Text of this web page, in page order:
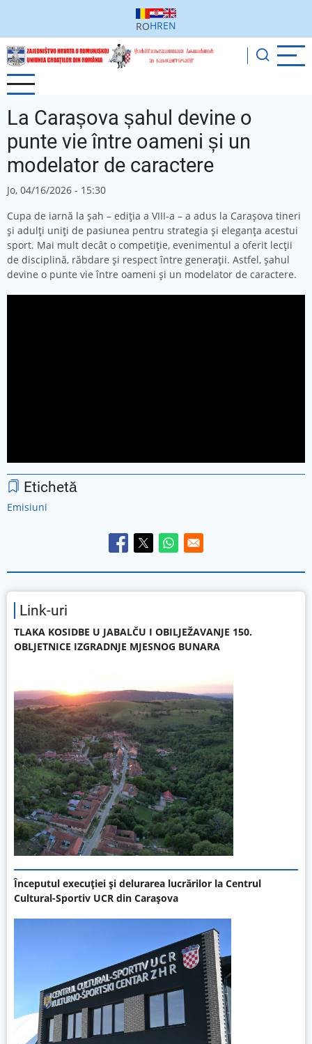
conținutul
principal
ROHREN
La Carașova șahul devine o
punte vie între oameni și un
modelator de caractere
Jo, 04/16/2026 - 15:30
Cupa de iarnă la șah – ediția a VIII-a – a adus la Carașova tineri
și adulți uniți de pasiunea pentru strategia și eleganța acestui
sport. Mai mult decât o competiție, evenimentul a oferit lecții
de disciplină, răbdare și respect între generații. Astfel, șahul
devine o punte vie între oameni și un modelator de caractere.
Etichetă
Emisiuni
Link-uri
TLAKA KOSIDBE U JABALČU I OBILJEŽAVANJE 150.
OBLJETNICE IZGRADNJE MJESNOG BUNARA
Începutul execuției și delurarea lucrărilor la Centrul
Cultural-Sportiv UCR din Carașova